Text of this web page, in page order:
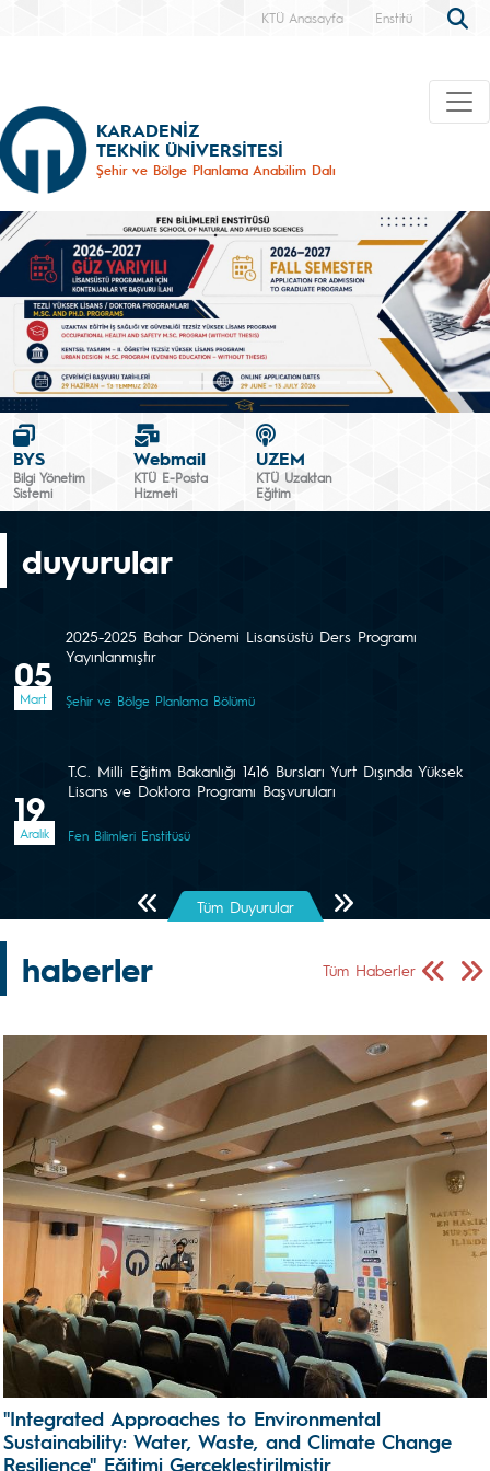
KTÜ Anasayfa Enstitü
KARADENİZ
TEKNİK ÜNİVERSİTESİ
Şehir ve Bölge Planlama Anabilim Dalı
BYS
Bilgi Yönetim
Sistemi
Webmail
KTÜ E-Posta
Hizmeti
UZEM
KTÜ Uzaktan
Eğitim
duyurular
05
Mart
2025-2025 Bahar Dönemi Lisansüstü Ders Programı
Yayınlanmıştır
Şehir ve Bölge Planlama Bölümü
19
Aralık
T.C. Milli Eğitim Bakanlığı 1416 Bursları Yurt Dışında Yüksek
Lisans ve Doktora Programı Başvuruları
Fen Bilimleri Enstitüsü
Önceki SayfaTüm Duyurular Sonraki Sayfa
haberler Tüm Haberler
Önceki
"Integrated Approaches to Environmental
Sustainability: Water, Waste, and Climate Change
Resilience" Eğitimi Gerçekleştirilmiştir